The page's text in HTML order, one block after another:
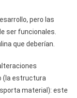
pero las
ser funcionales.
que deberían.
(la estructura
material): este